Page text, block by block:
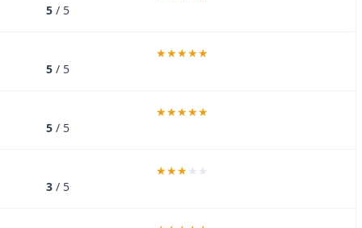
5 / 5
5 / 5
5 / 5
3 / 5